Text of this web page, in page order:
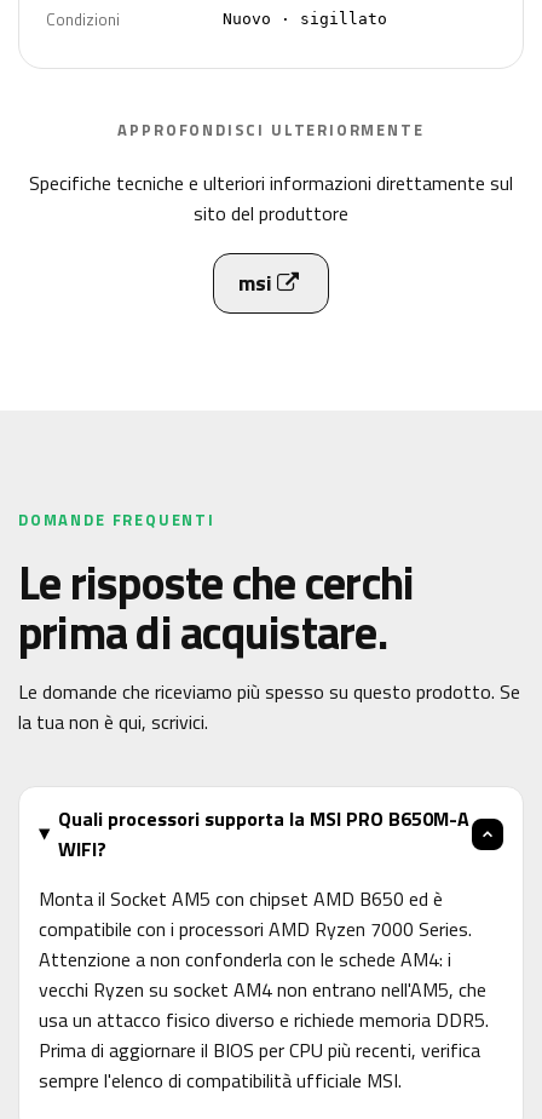
Condizioni Nuovo · sigillato
APPROFONDISCI ULTERIORMENTE
Specifiche tecniche e ulteriori informazioni direttamente sul
sito del produttore
msi
DOMANDE FREQUENTI
Le risposte che cerchi
prima di acquistare.
Le domande che riceviamo più spesso su questo prodotto. Se
la tua non è qui, scrivici.
Quali processori supporta la MSI PRO B650M-A
WIFI?
Monta il Socket AM5 con chipset AMD B650 ed è
compatibile con i processori AMD Ryzen 7000 Series.
Attenzione a non confonderla con le schede AM4: i
vecchi Ryzen su socket AM4 non entrano nell'AM5, che
usa un attacco fisico diverso e richiede memoria DDR5.
Prima di aggiornare il BIOS per CPU più recenti, verifica
sempre l'elenco di compatibilità ufficiale MSI.